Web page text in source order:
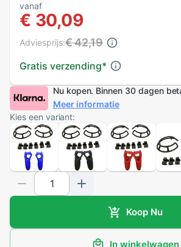
vanaf
€ 30,09
Gratis verzending*
Adviesprijs:€ 42,19
Nu kopen. Binnen 30 dagen
Meer informatie
Kies een variant:
Koop Nu
In winkelwagen